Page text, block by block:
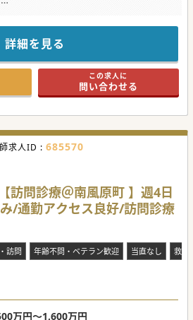
助を行うため移動中もリラックスで
でありながら車通勤も可能であるた
が大きく軽減されます。
る勤務体系のため、プライベートの
ける職場環境です。
への需要が急速に高まっており、よ
けるために増員します。
らためて強化し体制を整えておりま
の連携を深めながら、質の高い地域
る医師を求めています。
】
期病院と密に連携しており、患者の
応が可能な体制です。
おり情報の共有が円滑であるため、
診療に専念できます。
能で、特別休暇等の制度もございま
可能な環境の整備が進んでおりま
詳細を見る
この求人に
問い合わせる
求人ID : 685570
訪問診療＠南風原町 】週4日
/通勤アクセス良好/訪問診療
訪問 年齢不問・ベテラン歓迎 当直なし 救急
万円～1,600万円